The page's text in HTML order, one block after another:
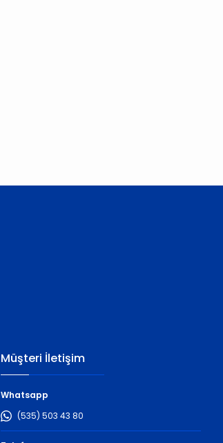
Müşteri İletişim
Whatsapp
(535) 503 43 80